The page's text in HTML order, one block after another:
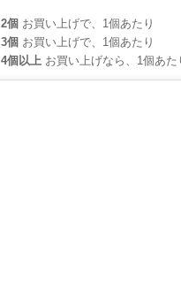
2個 お買い上げで、1個あたり
3個 お買い上げで、1個あたり
4個以上 お買い上げなら、1個あた